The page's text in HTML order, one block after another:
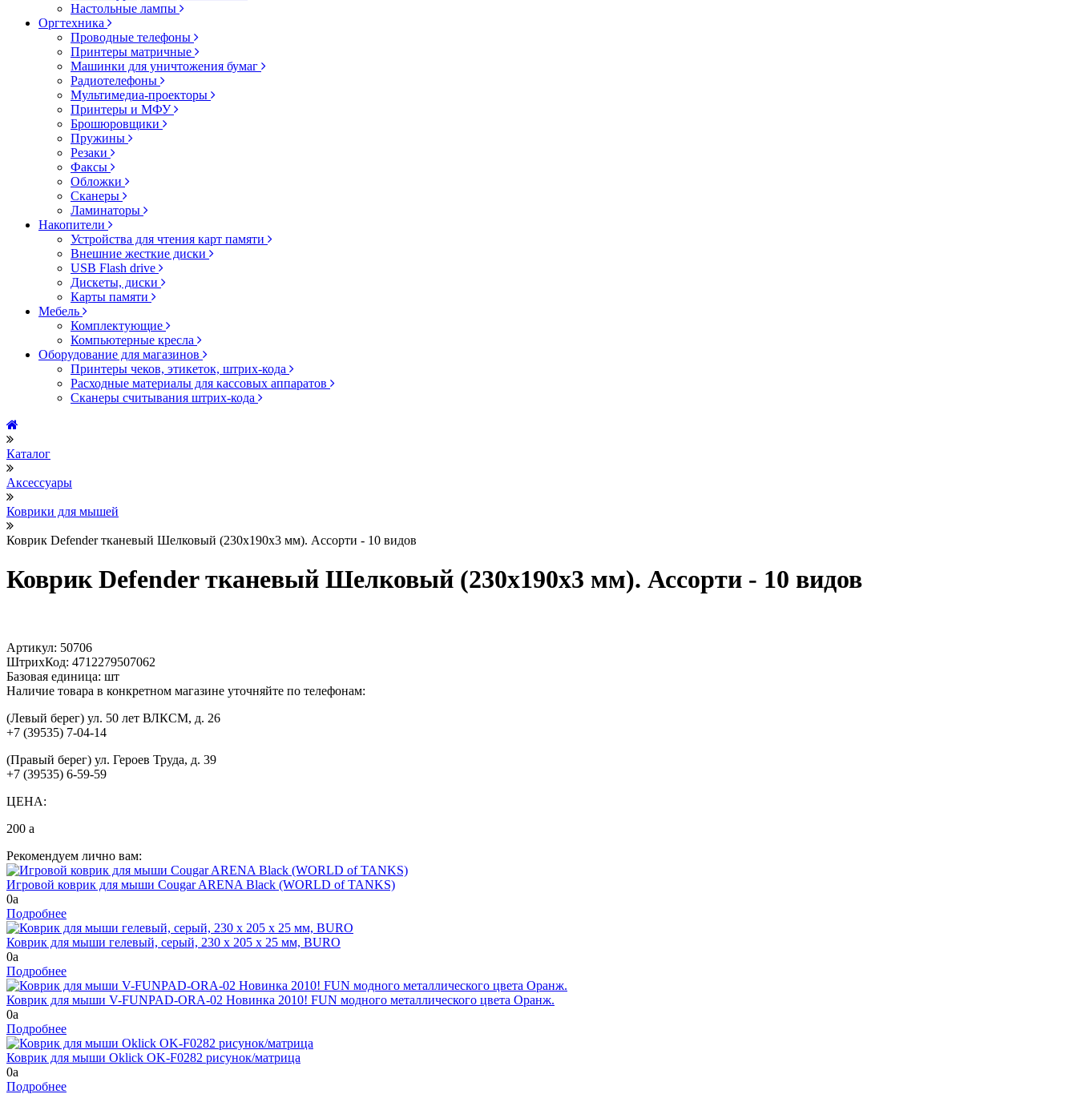
Настольные лампы
Оргтехника
Проводные телефоны
Принтеры матричные
Машинки для уничтожения бумаг
Радиотелефоны
Мультимедиа-проекторы
Принтеры и МФУ
Брошюровщики
Пружины
Резаки
Факсы
Обложки
Сканеры
Ламинаторы
Накопители
Устройства для чтения карт памяти
Внешние жесткие диски
USB Flash drive
Дискеты, диски
Карты памяти
Мебель
Комплектующие
Компьютерные кресла
Оборудование для магазинов
Принтеры чеков, этикеток, штрих-кода
Расходные материалы для кассовых аппаратов
Сканеры считывания штрих-кода
Каталог
Аксессуары
Коврики для мышей
Коврик Defender тканевый Шелковый (230x190x3 мм). Ассорти - 10 видов
Коврик Defender тканевый Шелковый (230x190x3 мм). Ассорти - 10 видов
Артикул: 50706
ШтрихКод: 4712279507062
Базовая единица: шт
Наличие товара в конкретном магазине уточняйте по телефонам:
(Левый берег) ул. 50 лет ВЛКСМ, д. 26
+7 (39535) 7-04-14
(Правый берег) ул. Героев Труда, д. 39
+7 (39535) 6-59-59
ЦЕНА:
200 a
Рекомендуем лично вам:
Игровой коврик для мыши Cougar ARENA Black (WORLD of TANKS)
0a
Подробнее
Коврик для мыши гелевый, серый, 230 х 205 х 25 мм, BURO
0a
Подробнее
Коврик для мыши V-FUNPAD-ORA-02 Новинка 2010! FUN модного металлического цвета Оранж.
0a
Подробнее
Коврик для мыши Oklick OK-F0282 рисунок/матрица
0a
Подробнее